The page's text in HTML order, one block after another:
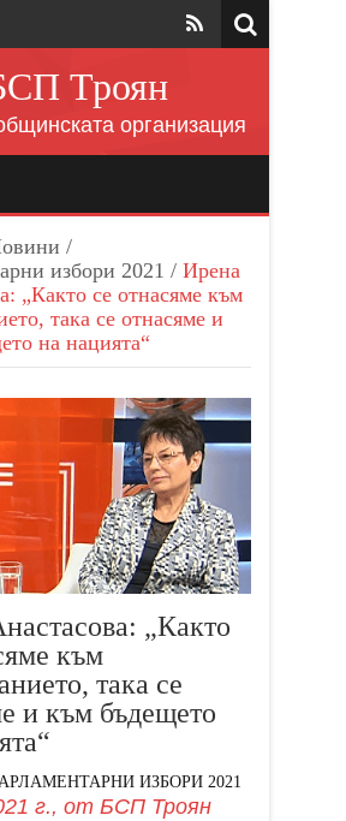
Троян
организация
/
избори 2021 / Ирена
„Както се отнасяме към
така се отнасяме и
на нацията“
„Както
към
така се
и към бъдещето
ИЗБОРИ 2021
г., от БСП Троян